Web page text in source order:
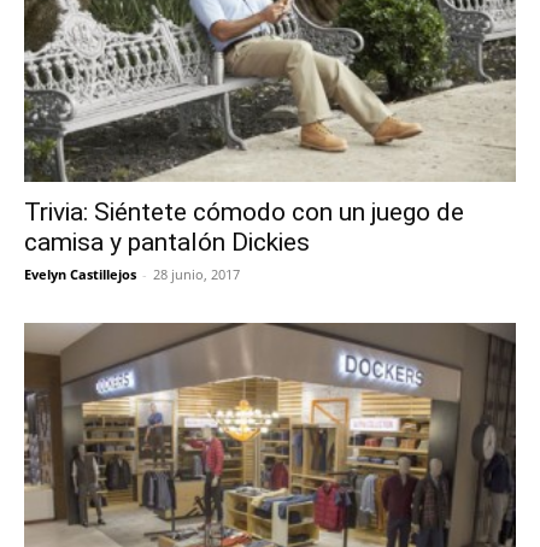
Trivia: Siéntete cómodo con un juego de
camisa y pantalón Dickies
Evelyn Castillejos - 28 junio, 2017